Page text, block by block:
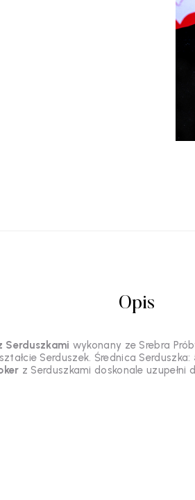
Opis
Serduszkami wykonany ze Srebra
Serduszek. Średnica
z Serduszkami doskonale